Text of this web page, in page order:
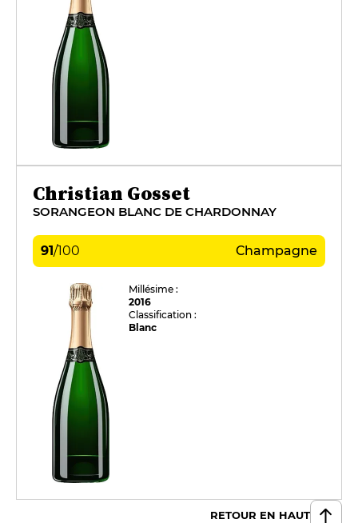
Christian Gosset
SORANGEON BLANC DE CHARDONNAY
91/100 Champagne
Millésime :
2016
Classification :
Blanc
RETOUR EN HAUT